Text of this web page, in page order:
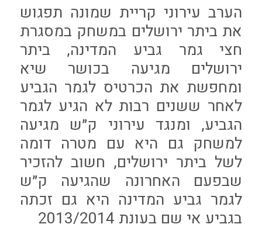
הערב עירוני קריית שמונה תפגוש
את ביתר ירושלים במשחק במסגרת
חצי גמר גביע המדינה, ביתר
ירושלים מגיעה בכושר שיא
ומחפשת את הכרטיס לגמר הגביע
לאחר ששנים רבות לא הגיע לגמר
הגביע, ומנגד עירוני ק״ש מגיעה
למשחק גם היא עם מטרה דומה
לשל ביתר ירושלים, חשוב להזכיר
שבפעם האחרונה שהגיעה ק״ש
לגמר גביע המדינה היא גם זכתה
בגביע אי שם בעונת 2013/2014